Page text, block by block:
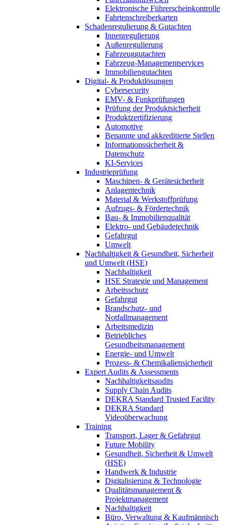
Elektronische Führerscheinkontrolle
Fahrtenschreiberkarten
Schadenregulierung & Gutachten
Innenregulierung
Außenregulierung
Fahrzeuggutachten
Fahrzeug-Managementservices
Immobiliengutachten
Digital- & Produktlösungen
Cybersecurity
EMV- & Funkprüfungen
Prüfung der Produktsicherheit
Produktzertifizierung
Automotive
Benannte und akkreditierte Stellen
Informationssicherheit &
Datenschutz
KI-Services
Industrieprüfung
Maschinen- & Gerätesicherheit
Anlagentechnik
Material & Werkstoffprüfung
Aufzugs- & Fördertechnik
Bau- & Immobilienqualität
Elektro- und Gebäudetechnik
Gefahrgut
Umwelt
Nachhaltigkeit & Gesundheit, Sicherheit
und Umwelt (HSE)
Nachhaltigkeit
HSE Strategie und Management
Arbeitsschutz
Gefahrgut
Brandschutz- und
Notfallmanagement
Arbeitsmedizin
Betriebliches
Gesundheitsmanagement
Energie- und Umwelt
Prozess- & Chemikaliensicherheit
Expert Audits & Assessments
Nachhaltigkeitsaudits
Supply Chain Audits
DEKRA Standard Trusted Facility
DEKRA Standard
Videoüberwachung
Training
Transport, Lager & Gefahrgut
Future Mobility
Gesundheit, Sicherheit & Umwelt
(HSE)
Handwerk & Industrie
Digitalisierung & Technologie
Qualitätsmanagement &
Projektmanagement
Nachhaltigkeit
Büro, Verwaltung & Kaufmännisch